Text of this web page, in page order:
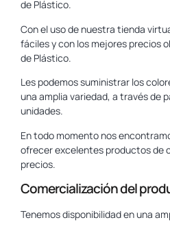
de Plástico.
Con el uso de nuestra tienda
fáciles y con los mejores precios
de Plástico.
Les podemos suministrar los
una amplia variedad, a través de
unidades.
En todo momento nos
ofrecer excelentes productos de
precios.
Comercialización del
Tenemos disponibilidad en una